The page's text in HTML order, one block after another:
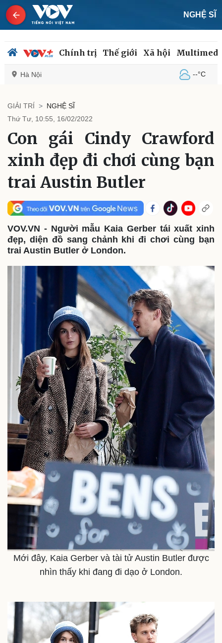
NGHỆ SĨ
Chính trị Thế giới Xã hội
Hà Nội --°C
Chính trị
Đảng
Tổ chức nhân sự
Quốc hội
Nhận diện sự thật
Tin 24h
Dự báo thời tiết
Giáo dục
Dấu ấn VOV
Việc làm
Biển đảo
Thế giới
Quan sát
Cuộc sống đó đây
Hồ sơ
Multimedia
Video
E-Magazine
Infographic
GIẢI TRÍ
NGHỆ SĨ
Thứ Tư, 10:55, 16/02/2022
Con gái Cindy Crawford
xinh đẹp đi chơi cùng bạn
trai Austin Butler
VOV.VN - Người mẫu Kaia Gerber tái xuất xinh
đẹp, diện đồ sang chảnh khi đi chơi cùng bạn
trai Austin Butler ở London.
Mới đây, Kaia Gerber và tài tử Austin Butler được
nhìn thấy khi đang đi dạo ở London.